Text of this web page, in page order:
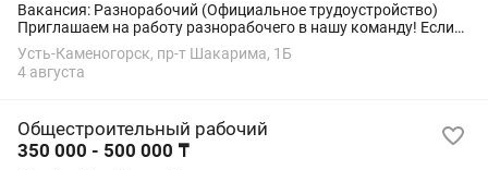
Вакансия: Разнорабочий (Официальное трудоустройство)
Приглашаем на работу разнорабочего в нашу команду! Если
вы ищете стабильную работу с официальным оформлением,
эта вакансия для вас. Мы предлагаем:...
Усть-Каменогорск, пр-т Шакарима, 1Б
4 августа
Общестроительный рабочий
350 000 - 500 000 ₸